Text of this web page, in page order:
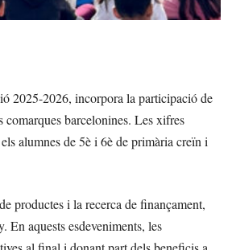
2025-2026, incorpora la participació de
barcelonines. Les xifres
alumnes de 5è i 6è de primària creïn i
productes i la recerca de finançament,
En aquests esdeveniments, les